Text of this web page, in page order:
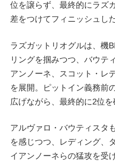
位を譲らず、最終的にラズ
差をつけてフィニッシュした
ラズガットリオグルは、機
リングを掴みつつ、バウテ
アンノーネ、スコット・レ
を展開。ピットイン義務前
広げながら、最終的に2位を
アルヴァロ・バウティスタ
を感じつつ、レディング、
イアンノーネらの猛攻を受